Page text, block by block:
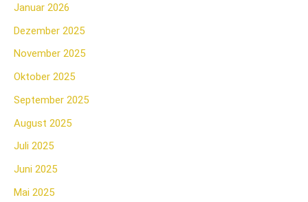
Januar 2026
Dezember 2025
November 2025
Oktober 2025
September 2025
August 2025
Juli 2025
Juni 2025
Mai 2025